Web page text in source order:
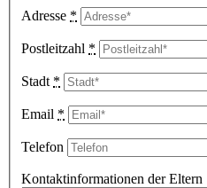
Adresse *
Postleitzahl *
Stadt *
Email *
Telefon
Kontaktinformationen der Eltern